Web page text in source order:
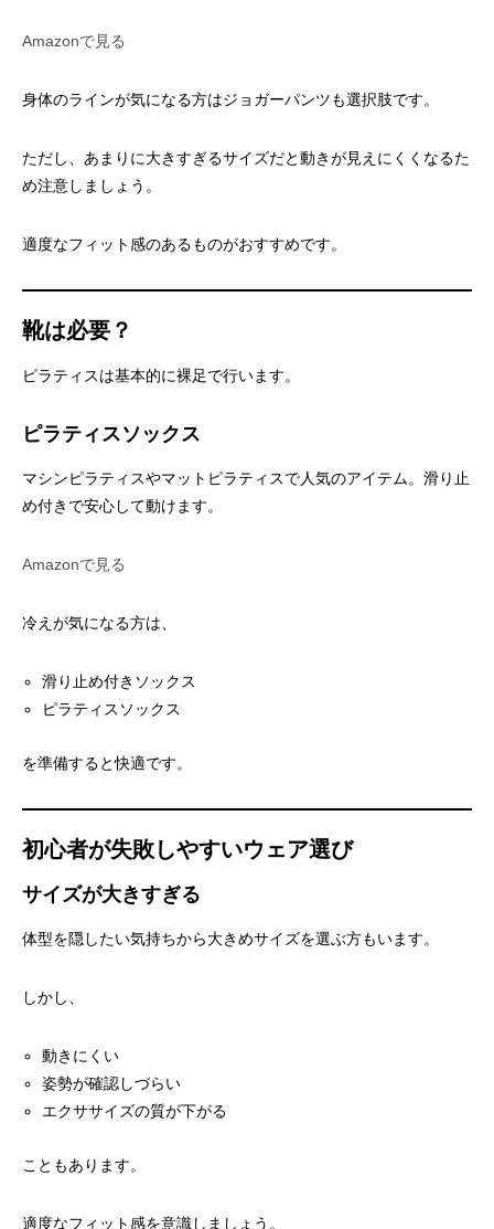
Amazonで見る
身体のラインが気になる方はジョガーパンツも選択肢です。
ただし、あまりに大きすぎるサイズだと動きが見えにくくなるた
め注意しましょう。
適度なフィット感のあるものがおすすめです。
靴は必要？
ピラティスは基本的に裸足で行います。
ピラティスソックス
マシンピラティスやマットピラティスで人気のアイテム。滑り止
め付きで安心して動けます。
Amazonで見る
冷えが気になる方は、
滑り止め付きソックス
ピラティスソックス
を準備すると快適です。
初心者が失敗しやすいウェア選び
サイズが大きすぎる
体型を隠したい気持ちから大きめサイズを選ぶ方もいます。
しかし、
動きにくい
姿勢が確認しづらい
エクササイズの質が下がる
こともあります。
適度なフィット感を意識しましょう。